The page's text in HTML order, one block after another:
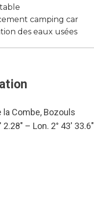
camping car
des eaux usées
la Combe, Bozouls
2.28″ – Lon. 2° 43′ 33.6″